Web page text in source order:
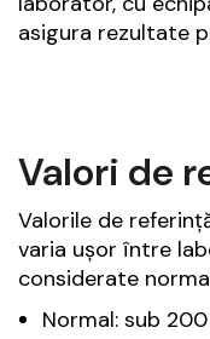
asigura rezultate
Valori de
Valorile de
varia ușor între
considerate
Normal: sub